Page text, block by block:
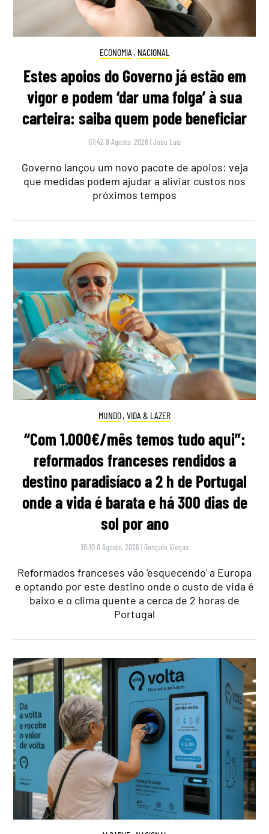
ECONOMIA , NACIONAL
Estes apoios do Governo já estão em
vigor e podem ‘dar uma folga’ à sua
carteira: saiba quem pode beneficiar
07:42 8 Agosto, 2026 |João Luís
Governo lançou um novo pacote de apoios: veja
que medidas podem ajudar a aliviar custos nos
próximos tempos
MUNDO, VIDA & LAZER
“Com 1.000€/mês temos tudo aqui”:
reformados franceses rendidos a
destino paradisíaco a 2 h de Portugal
onde a vida é barata e há 300 dias de
sol por ano
18:10 8 Agosto, 2026 | Gonçalo Viegas
Reformados franceses vão 'esquecendo' a Europa
e optando por este destino onde o custo de vida é
baixo e o clima quente a cerca de 2 horas de
Portugal